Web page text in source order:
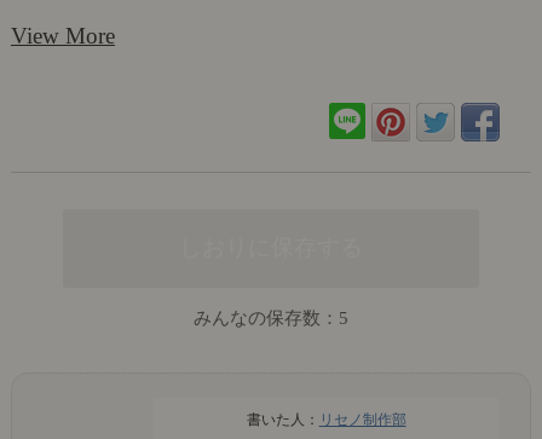
View More
みんなの保存数： 5
リセノ制作部